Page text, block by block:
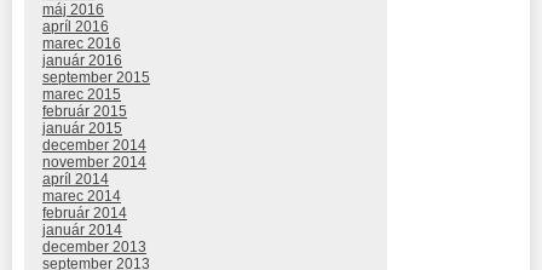
máj 2016
apríl 2016
marec 2016
január 2016
september 2015
marec 2015
február 2015
január 2015
december 2014
november 2014
apríl 2014
marec 2014
február 2014
január 2014
december 2013
september 2013